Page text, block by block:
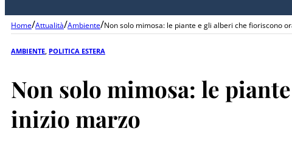
Home/Attualità/Ambiente/Non solo mimosa: le piante e gli alberi che fioriscono
AMBIENTE POLITICA ESTERA
Non solo mimosa: le
inizio marzo